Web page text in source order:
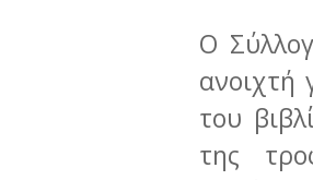
Ο
του
της